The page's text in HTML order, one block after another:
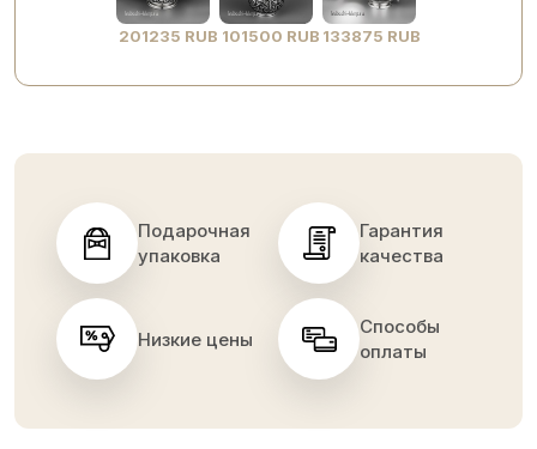
201235 RUB 101500 RUB 133875 RUB
Подарочная
упаковка
Гарантия
качества
Низкие цены
Способы
оплаты